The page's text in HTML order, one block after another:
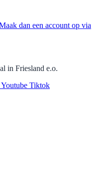
dan een account op via
in Friesland e.o.
Youtube Tiktok